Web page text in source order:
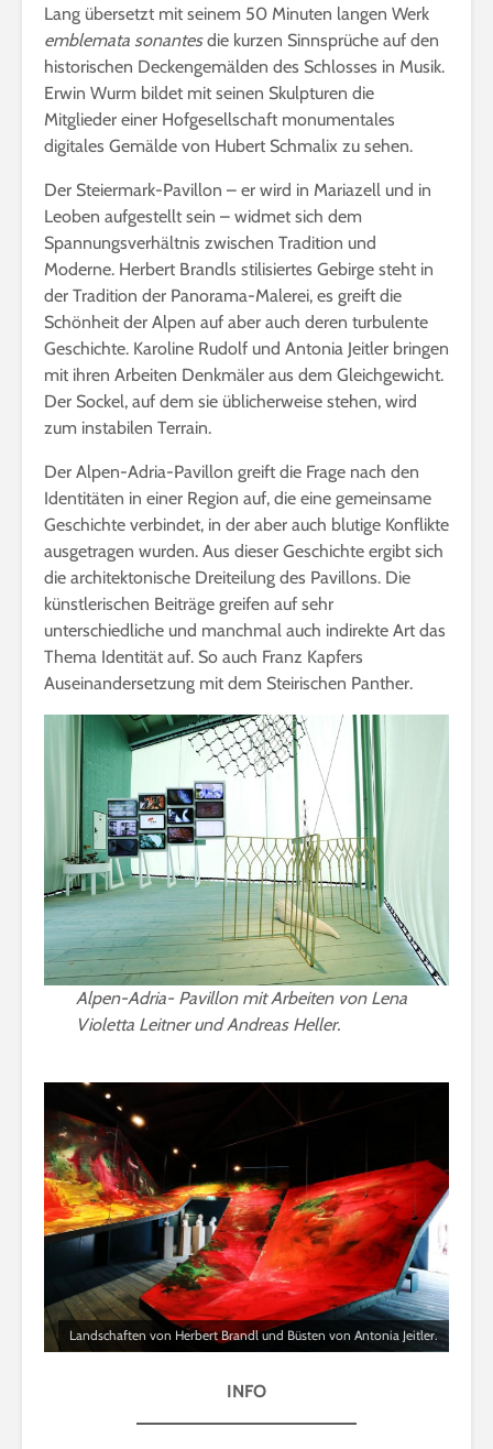
Lang übersetzt mit seinem 50 Minuten langen Werk
emblemata sonantesdie kurzen Sinnsprüche auf den
historischen Deckengemälden des Schlosses in Musik.
Erwin Wurm bildet mit seinen Skulpturen die
Mitglieder einer Hofgesellschaft monumentales
digitales Gemälde von Hubert Schmalix zu sehen.
Der Steiermark-Pavillon – er wird in Mariazell und in
Leoben aufgestellt sein – widmet sich dem
Spannungsverhältnis zwischen Tradition und
Moderne. Herbert Brandls stilisiertes Gebirge steht in
der Tradition der Panorama-Malerei, es greift die
Schönheit der Alpen auf aber auch deren turbulente
Geschichte. Karoline Rudolf und Antonia Jeitler bringen
mit ihren Arbeiten Denkmäler aus dem Gleichgewicht.
Der Sockel, auf dem sie üblicherweise stehen, wird
zum instabilen Terrain.
Der Alpen-Adria-Pavillon greift die Frage nach den
Identitäten in einer Region auf, die eine gemeinsame
Geschichte verbindet, in der aber auch blutige Konflikte
ausgetragen wurden. Aus dieser Geschichte ergibt sich
die architektonische Dreiteilung des Pavillons. Die
künstlerischen Beiträge greifen auf sehr
unterschiedliche und manchmal auch indirekte Art das
Thema Identität auf. So auch Franz Kapfers
Auseinandersetzung mit dem Steirischen Panther.
Alpen-Adria- Pavillon mit Arbeiten von Lena
Violetta Leitner und Andreas Heller.
Landschaften von Herbert Brandl und Büsten von Antonia Jeitler.
INFO